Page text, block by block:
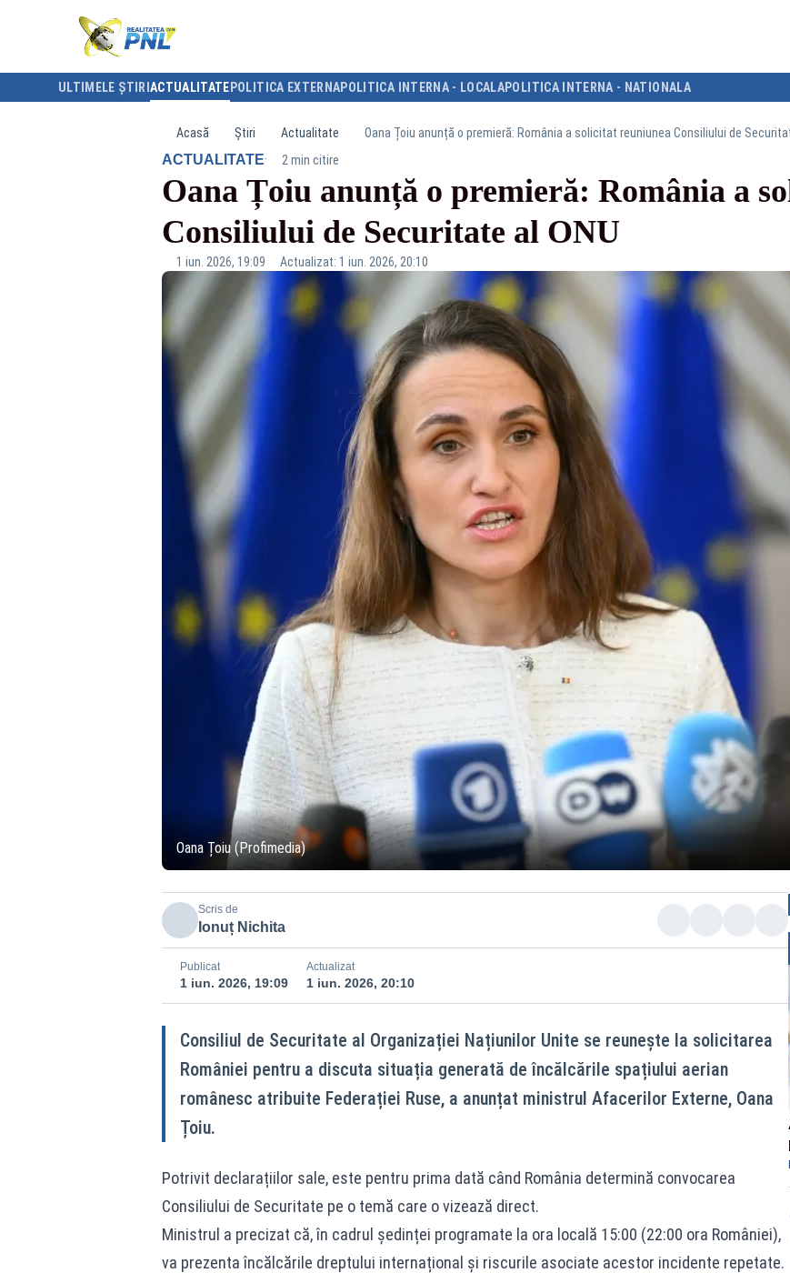
ULTIMELE ȘTIRI ACTUALITATE POLITICA EXTERNAPOLITICA INTERNA - LOCALAPOLITICA INTERNA - NATIONALA
Acasă Știri Actualitate Oana Țoiu anunță o premieră: România a solicitat reuniunea Consiliului de
ACTUALITATE· 2 min citire
Oana Țoiu anunță o premieră: România a
Consiliului de Securitate al ONU
1 iun. 2026, 19:09 Actualizat: 1 iun. 2026, 20:10
Oana Țoiu (Profimedia)
Scris de
Ionuț Nichita
Publicat
1 iun. 2026, 19:09
Actualizat
1 iun. 2026, 20:10
Consiliul de Securitate al Organizației Națiunilor Unite se reunește la solicitarea
României pentru a discuta situația generată de încălcările spațiului aerian
românesc atribuite Federației Ruse, a anunțat ministrul Afacerilor Externe, Oana
Țoiu.
Potrivit declarațiilor sale, este pentru prima dată când România determină convocarea
Consiliului de Securitate pe o temă care o vizează direct.
Ministrul a precizat că, în cadrul ședinței programate la ora locală 15:00 (22:00 ora României),
va prezenta încălcările dreptului internațional și riscurile asociate acestor incidente repetate.